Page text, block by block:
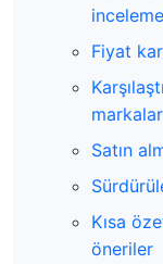
Fiyat
markalar
Satın
Kısa
öneriler